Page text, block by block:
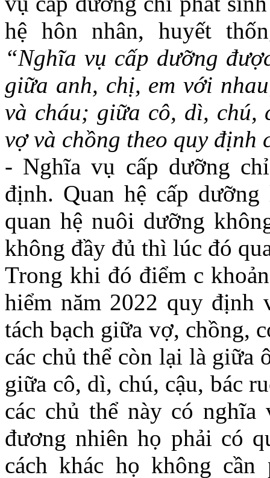
hệ hôn nhân, huyết
“Nghĩa vụ cấp dưỡng
giữa anh, chị, em với
và cháu; giữa cô, dì, chú,
vợ và chồng theo quy định
- Nghĩa vụ cấp dưỡng
định. Quan hệ cấp
quan hệ nuôi dưỡng
không đầy đủ thì lúc đó
Trong khi đó điểm c
hiểm năm 2022 quy định
tách bạch giữa vợ, chồng,
các chủ thể còn lại là giữa
giữa cô, dì, chú, cậu, bác
các chủ thể này có
đương nhiên họ phải có
cách khác họ không